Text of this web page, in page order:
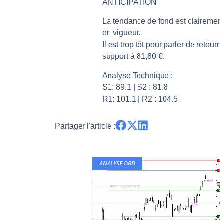
Les investisseurs y croient
Une inertie haussière qui ralentit |
Pourquoi le monde entier vacille
WTI : Explosion mais réserves
ANTICIPATION
La tendance de fond est
en vigueur.
Il est trop tôt pour parler de
support à 81,80 €.
Analyse Technique :
S1: 89.1 | S2 : 81.8
R1: 101.1 | R2 : 104.5
Partager l'article :
ANALYSE DBD